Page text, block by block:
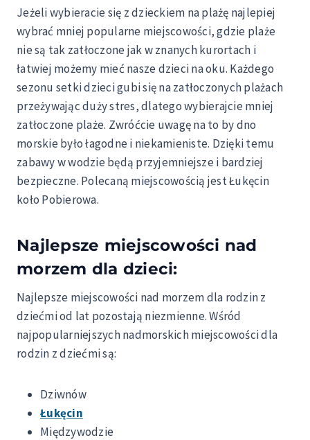
Jeżeli wybieracie się z dzieckiem na plażę najlepiej
wybrać mniej popularne miejscowości, gdzie plaże
nie są tak zatłoczone jak w znanych kurortach i
łatwiej możemy mieć nasze dzieci na oku. Każdego
sezonu setki dzieci gubi się na zatłoczonych plażach
przeżywając duży stres, dlatego wybierajcie mniej
zatłoczone plaże. Zwróćcie uwagę na to by dno
morskie było łagodne i niekamieniste. Dzięki temu
zabawy w wodzie będą przyjemniejsze i bardziej
bezpieczne. Polecaną miejscowością jest Łukęcin
koło Pobierowa.
Najlepsze miejscowości nad
morzem dla dzieci:
Najlepsze miejscowości nad morzem dla rodzin z
dziećmi od lat pozostają niezmienne. Wśród
najpopularniejszych nadmorskich miejscowości dla
rodzin z dziećmi są:
Dziwnów
Łukęcin
Międzywodzie